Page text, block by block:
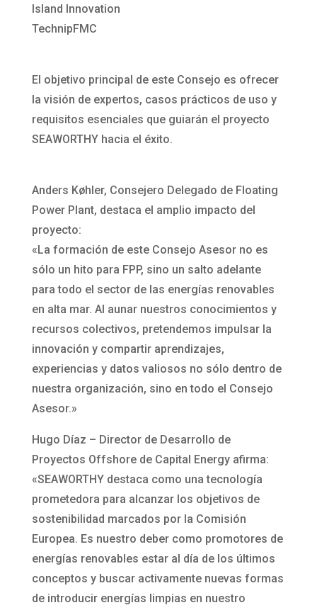
Island Innovation
TechnipFMC
El objetivo principal de este Consejo es ofrecer
la visión de expertos, casos prácticos de uso y
requisitos esenciales que guiarán el proyecto
SEAWORTHY hacia el éxito.
Anders Køhler, Consejero Delegado de Floating
Power Plant, destaca el amplio impacto del
proyecto:
«La formación de este Consejo Asesor no es
sólo un hito para FPP, sino un salto adelante
para todo el sector de las energías renovables
en alta mar. Al aunar nuestros conocimientos y
recursos colectivos, pretendemos impulsar la
innovación y compartir aprendizajes,
experiencias y datos valiosos no sólo dentro de
nuestra organización, sino en todo el Consejo
Asesor.»
Hugo Díaz – Director de Desarrollo de
Proyectos Offshore de Capital Energy afirma:
«SEAWORTHY destaca como una tecnología
prometedora para alcanzar los objetivos de
sostenibilidad marcados por la Comisión
Europea. Es nuestro deber como promotores de
energías renovables estar al día de los últimos
conceptos y buscar activamente nuevas formas
de introducir energías limpias en nuestro